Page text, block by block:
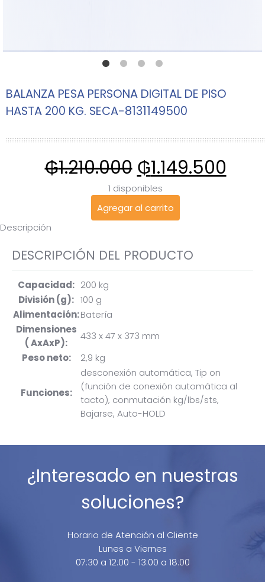
BALANZA PESA PERSONA DIGITAL DE PISO
HASTA 200 KG. SECA-8131149500
₲1.210.000 ₲1.149.500
1 disponibles
Agregar al carrito
Descripción
DESCRIPCIÓN DEL PRODUCTO
Capacidad: 200 kg
División (g): 100 g
Alimentación:Batería
Dimensiones
( AxAxP):
433 x 47 x 373 mm
Peso neto:
2,9 kg
Funciones:
desconexión automática, Tip on
(función de conexión automática al
tacto), conmutación kg/lbs/sts,
Bajarse, Auto-HOLD
¿Interesado en nuestras
soluciones?
Horario de Atención al Cliente
Lunes a Viernes
07:30 a 12:00 - 13:00 a 18:00